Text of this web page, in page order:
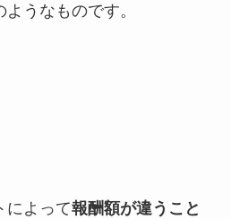
うなものです。
によって報酬額が違うこと